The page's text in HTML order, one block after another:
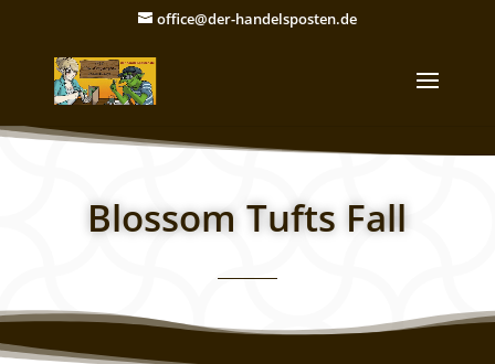
office@der-handelsposten.de
Blossom Tufts Fall